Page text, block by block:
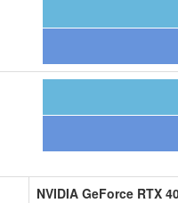
NVIDIA GeForce RTX